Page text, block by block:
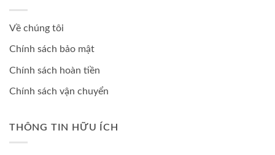
Về chúng tôi
Chính sách bảo mật
Chính sách hoàn tiền
Chính sách vận chuyển
THÔNG TIN HỮU ÍCH